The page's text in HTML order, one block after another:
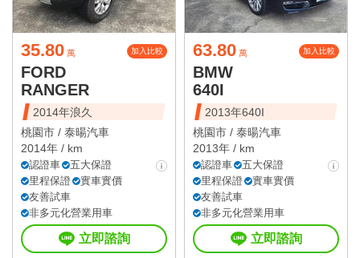
35.80 萬 加入比較
FORD
RANGER
2014年浪久
桃園市 / 泰暘汽車
2014年 / km
認證車
五大保證
里程保證
實車實價
友善試車
非多元化營業用車
立即諮詢
63.80 萬 加入比較
BMW
640I
2013年640I
桃園市 / 泰暘汽車
2013年 / km
認證車
五大保證
里程保證
實車實價
友善試車
非多元化營業用車
立即諮詢